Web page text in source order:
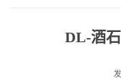
DL-酒